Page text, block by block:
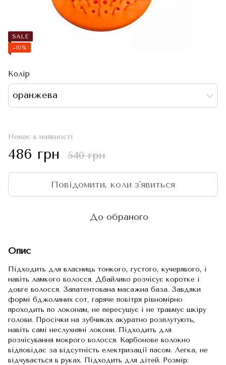
SALE
−10%
Колір
оранжева
Немає в наявності
486 грн 540 грн
Повідомити, коли з'явиться
До обраного
Опис
Підходить для власниць тонкого, густого, кучерявого, і
навіть ламкого волосся. Дбайливо розчісує коротке і
довге волосся. Запатентована масажна база. Завдяки
формі бджолиних сот, гаряче повітря рівномірно
проходить по локонам, не пересушує і не травмує шкіру
голови. Просічки на зубчиках акуратно розплутують,
навіть самі неслухняні локони. Підходить для
розчісування мокрого волосся. Карбонове волокно
відповідає за відсутність електризації пасом. Легка, не
відчувається в руках. Підходить для дітей. Розмір: